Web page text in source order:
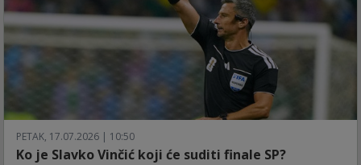
PETAK, 17.07.2026 | 10:50
Ko je Slavko Vinčić koji će suditi finale SP?